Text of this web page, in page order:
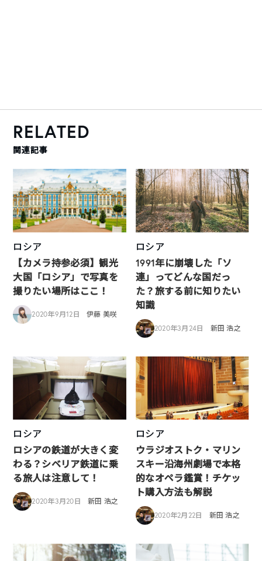
RELATED
関連記事
ロシア
【カメラ持参必須】観光
大国「ロシア」で写真を
撮りたい場所はここ！
2020年9月12日 伊藤 美咲
ロシア
1991年に崩壊した「ソ
連」ってどんな国だっ
た？旅する前に知りたい
知識
2020年3月24日 新田 浩之
ロシア
ロシアの鉄道が大きく変
わる？シベリア鉄道に乗
る旅人は注意して！
2020年3月20日 新田 浩之
ロシア
ウラジオストク・マリン
スキー沿海州劇場で本格
的なオペラ鑑賞！チケッ
ト購入方法も解説
2020年2月22日 新田 浩之